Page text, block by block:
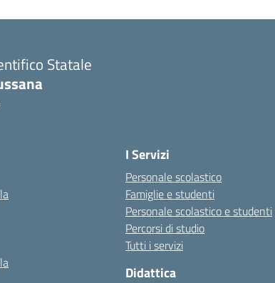
Statale
I Servizi
Personale scolastico
Famiglie e studenti
Personale scolastico e studenti
Percorsi di studio
Tutti i servizi
Didattica